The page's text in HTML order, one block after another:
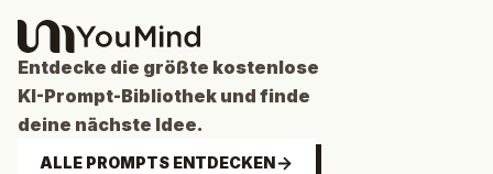
Entdecke die größte kostenlose
KI-Prompt-Bibliothek und finde
deine nächste Idee.
ALLE PROMPTS ENTDECKEN